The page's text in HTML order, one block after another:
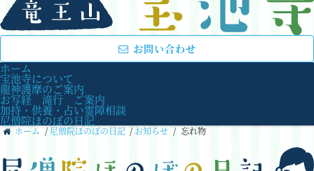
お問い合わせ
ホーム
宝池寺について
龍神護摩のご案内
お写経 滝行 ご案内
加持・供養・占い霊障相談
尼僧院ほのぼの日記
ホーム / 尼僧院ほのぼの日記 / お知らせ / 忘れ物